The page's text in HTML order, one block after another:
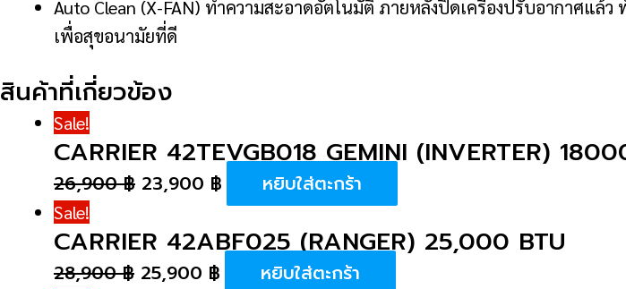
Auto Clean (X-FAN) ทำความสะอาดอัตโนมัติ ภายหลังปิดเครื่องปรับอากาศแล้
เพื่อสุขอนามัยที่ดี
สินค้าที่เกี่ยวข้อง
Sale!
CARRIER 42TEVGB018 GEMINI (INVERTER)
26,900฿ 23,900 ฿ หยิบใส่ตะกร้า
Sale!
CARRIER 42ABF025 (RANGER) 25,000 BTU
28,900฿ 25,900 ฿ หยิบใส่ตะกร้า